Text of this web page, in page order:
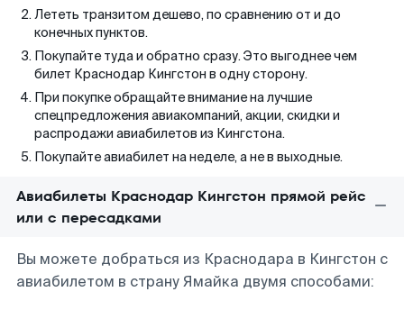
Лететь транзитом дешево, по сравнению от и до
конечных пунктов.
Покупайте туда и обратно сразу. Это выгоднее чем
билет Краснодар Кингстон в одну сторону.
При покупке обращайте внимание на лучшие
спецпредложения авиакомпаний, акции, скидки и
распродажи авиабилетов из Кингстона.
Покупайте авиабилет на неделе, а не в выходные.
Авиабилеты Краснодар Кингстон прямой рейс
или с пересадками
Вы можете добраться из Краснодара в Кингстон с
авиабилетом в страну Ямайка двумя способами: